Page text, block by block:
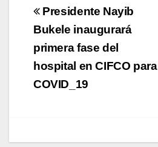
Navegación
de
entradas
Presidente Nayib
Bukele inaugurará
primera fase del
hospital en CIFCO para
COVID_19